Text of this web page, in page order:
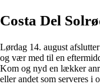
Costa Del
Lørdag 14. august
og vær med til en
Kom og nyd en lækker
eller andet som serveres i